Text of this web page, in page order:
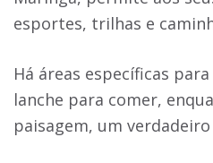
esportes, trilhas e
Há áreas específicas
lanche para comer,
paisagem, um